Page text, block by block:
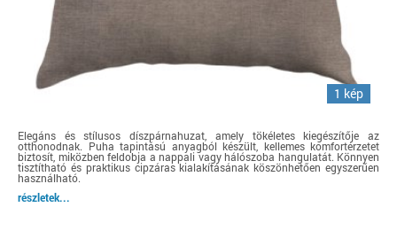
1 kép
Elegáns és stílusos díszpárnahuzat, amely tökéletes kiegészítője az
otthonodnak. Puha tapintású anyagból készült, kellemes komfortérzetet
biztosít, miközben feldobja a nappali vagy hálószoba hangulatát. Könnyen
tisztítható és praktikus cipzáras kialakításának köszönhetően egyszerűen
használható.
részletek...